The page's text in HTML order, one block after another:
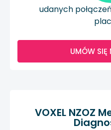
udanych
UMÓW SIĘ
VOXEL NZOZ